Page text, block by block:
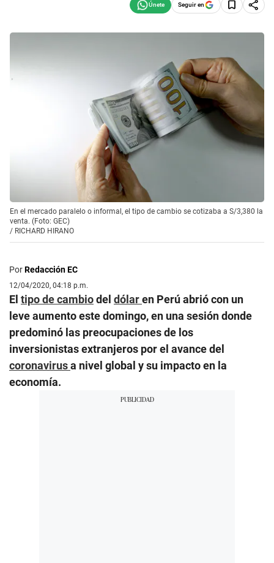
Seguir en
En el mercado paralelo o informal, el tipo de cambio se cotizaba a S/3,380 la
venta. (Foto: GEC)
/ RICHARD HIRANO
PorRedacción EC
12/04/2020, 04:18 p.m.
El tipo de cambiodel dólaren Perú abrió con un
leve aumento este domingo, en una sesión donde
predominó las preocupaciones de los
inversionistas extranjeros por el avance del
coronavirusa nivel global y su impacto en la
economía.